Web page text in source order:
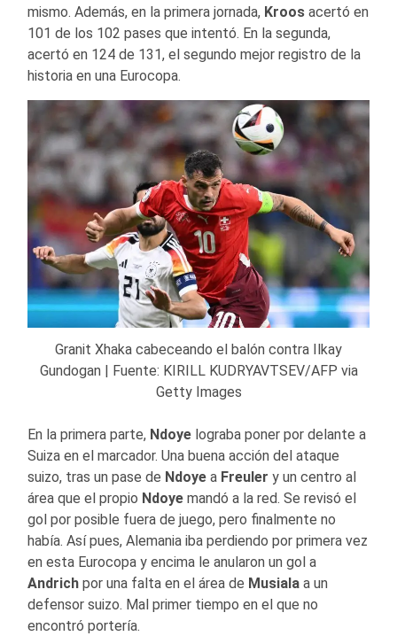
mismo. Además, en la primera jornada, Kroos acertó en
101 de los 102 pases que intentó. En la segunda,
acertó en 124 de 131, el segundo mejor registro de la
historia en una Eurocopa.
Granit Xhaka cabeceando el balón contra Ilkay
Gundogan | Fuente: KIRILL KUDRYAVTSEV/AFP via
Getty Images
En la primera parte, Ndoye lograba poner por delante a
Suiza en el marcador. Una buena acción del ataque
suizo, tras un pase de Ndoye a Freuler y un centro al
área que el propio Ndoye mandó a la red. Se revisó el
gol por posible fuera de juego, pero finalmente no
había. Así pues, Alemania iba perdiendo por primera vez
en esta Eurocopa y encima le anularon un gol a
Andrich por una falta en el área de Musiala a un
defensor suizo. Mal primer tiempo en el que no
encontró portería.